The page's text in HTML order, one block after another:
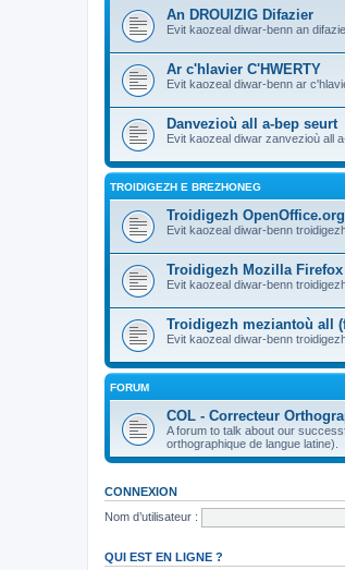
An DROUIZIG Difazier
Evit kaozeal diwar-benn an
Ar c'hlavier C'HWERTY
Evit kaozeal diwar-benn ar
Danvezioù all a-bep seurt
Evit kaozeal diwar zanvezioù all
TROIDIGEZH E BREZHONEG
Troidigezh
Evit kaozeal diwar-benn
Troidigezh Mozilla
Evit kaozeal diwar-benn
Troidigezh meziantoù all
Evit kaozeal diwar-benn
FORUM
COL - Correcteur
A forum to talk about our
orthographique de langue latine).
CONNEXION
Nom d’utilisateur :
QUI EST EN LIGNE ?